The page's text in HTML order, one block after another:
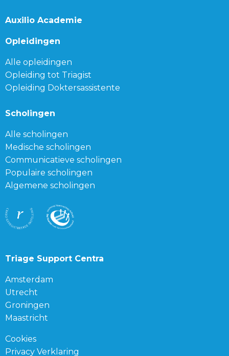
Auxilio Academie
Opleidingen
Alle opleidingen
Opleiding tot Triagist
Opleiding Doktersassistente
Scholingen
Alle scholingen
Medische scholingen
Communicatieve scholingen
Populaire scholingen
Algemene scholingen
Triage Support Centra
Amsterdam
Utrecht
Groningen
Maastricht
Cookies
Privacy Verklaring